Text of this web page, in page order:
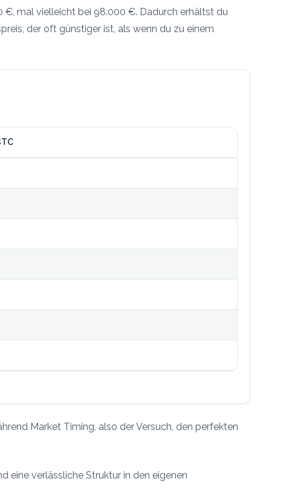
€, mal vielleicht bei 98.000 €. Dadurch erhältst du
der oft günstiger ist, als wenn du zu einem
Market Timing, also der Versuch, den perfekten
eine verlässliche Struktur in den eigenen